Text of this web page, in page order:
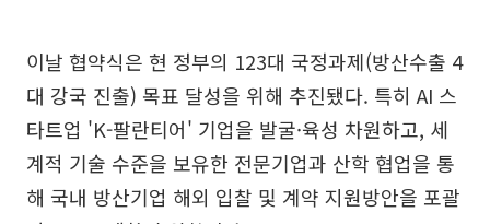
이날 협약식은 현 정부의 123대 국정과제(방산수출 4
대 강국 진출) 목표 달성을 위해 추진됐다. 특히 AI 스
타트업 'K-팔란티어' 기업을 발굴·육성 차원하고, 세
계적 기술 수준을 보유한 전문기업과 산학 협업을 통
해 국내 방산기업 해외 입찰 및 계약 지원방안을 포괄